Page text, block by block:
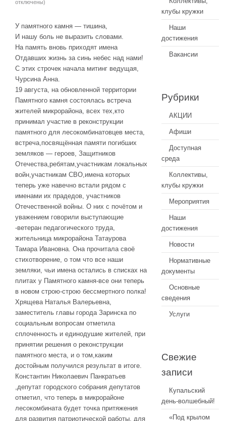
отключены)
У памятного камня — тишина,
И нашу боль не выразить словами.
На память вновь приходят имена
Отдавших жизнь за синь небес над нами!
С этих строчек начала митинг ведущая,
Чурсина Анна.
19 августа, на обновленной территории
Памятного камня состоялась встреча
жителей микрорайона, всех тех,кто
принимал участие в реконструкции
памятного для лесокомбинатовцев места,
встреча,посвящённая памяти погибших
земляков — героев, Защитников
Отечества,ребятам,участникам локальных
войн,участникам СВО,имена которых
теперь уже навечно встали рядом с
именами их прадедов, участников
Отечественной войны. О них с почётом и
уважением говорили выступающие
-ветеран педагогического труда,
жительница микрорайона Татаурова
Тамара Ивановна. Она прочитала своё
стихотворение, о том что все наши
земляки, чьи имена остались в списках на
плитах у Памятного камня-все они теперь
в новом строю-строю бессмертного полка!
Хрящева Наталья Валерьевна,
заместитель главы города Заринска по
социальным вопросам отметила
сплоченность и единодушие жителей, при
принятии решения о реконструкции
памятного места, и о том,каким
достойным получился результат в итоге.
Константин Николаевич Панкратьев
,депутат городского собрания депутатов
отметил, что теперь в микрорайоне
лесокомбината будет точка притяжения
для развития патриотической работы, для
клубы кружки
Наши
достижения
Вакансии
Рубрики
АКЦИИ
Афиши
Доступная
среда
Коллективы,
клубы кружки
Мероприятия
Наши
достижения
Новости
Нормативные
документы
Основные
сведения
Услуги
Свежие
записи
Купальский
день-волшебный!
«Под крылом